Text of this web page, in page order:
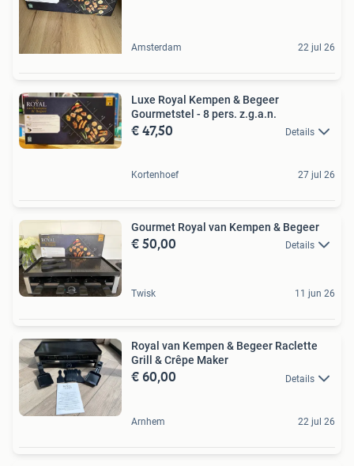
Amsterdam 22 jul 26
Luxe Royal Kempen & Begeer
Gourmetstel - 8 pers. z.g.a.n.
€ 47,50 Details
Kortenhoef 27 jul 26
Gourmet Royal van Kempen & Begeer
€ 50,00 Details
Twisk 11 jun 26
Royal van Kempen & Begeer Raclette
Grill & Crêpe Maker
€ 60,00 Details
Arnhem 22 jul 26